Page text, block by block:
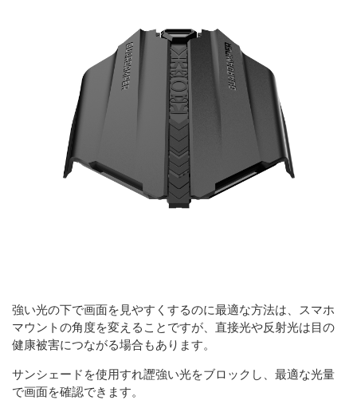
強い光の下で画面を見やすくするのに最適な方法は、スマホ
マウントの角度を変えることですが、直接光や反射光は目の
健康被害につながる場合もあります。
サンシェードを使用すれ䜀強い光をブロックし、最適な光量
で画面を確認できます。